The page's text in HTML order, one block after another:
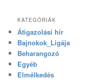
KATEGÓRIÁK
Átigazolási hír
Bajnokok_Ligája
Beharangozó
Egyéb
Elmélkedés